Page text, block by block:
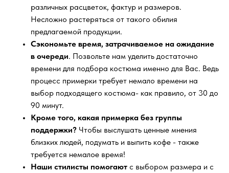
различных расцветок, фактур и размеров.
Несложно растеряться от такого обилия
предлагаемой продукции.
Сэкономьте время, затрачиваемое на ожидание
в очереди. Позвольте нам уделить достаточно
времени для подбора костюма именно для Вас. Ведь
процесс примерки требует немало времени на
выбор подходящего костюма- как правило, от 30 до
90 минут.
Кроме того, какая примерка без группы
поддержки? Чтобы выслушать ценные мнения
близких людей, подумать и выпить кофе - также
требуется немалое время!
Наши стилисты помогают с выбором размера и с